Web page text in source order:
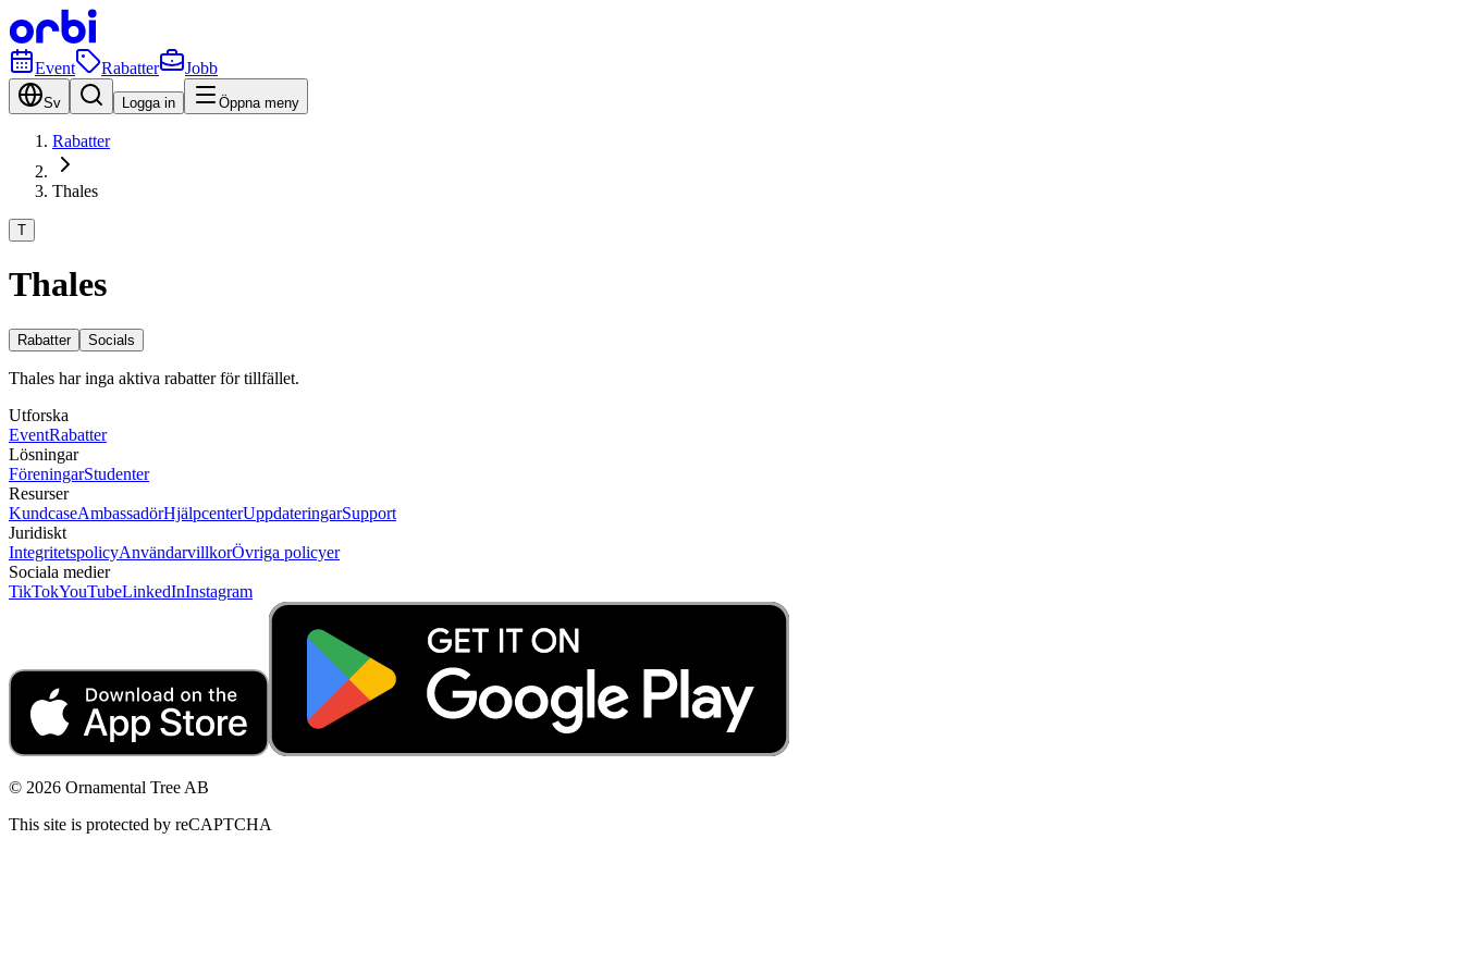
Event Rabatter Jobb
Sv Logga in Öppna meny
Rabatter
Thales
T
Thales
Rabatter Socials
Thales har inga aktiva rabatter för tillfället.
Utforska
EventRabatter
Lösningar
FöreningarStudenter
Resurser
KundcaseAmbassadörHjälpcenterUppdateringarSupport
Juridiskt
IntegritetspolicyAnvändarvillkorÖvriga policyer
Sociala medier
TikTokYouTubeLinkedInInstagram
© 2026 Ornamental Tree AB
This site is protected by reCAPTCHA